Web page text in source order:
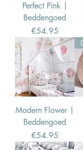
Perfect Pink |
Beddengoed
Price
€54.95
Modern Flower |
Beddengoed
Price
€54.95